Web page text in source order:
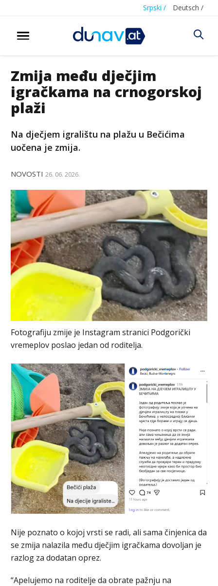
Srpski / Deutsch /
Zmija među dječjim
igračkama na crnogorskoj
plaži
Na dječjem igralištu na plažu u Bečićima
uočena je zmija.
NOVOSTI 26. 06. 2026.
Fotografiju zmije je Instagram stranici Podgorički
vremeplov poslao jedan od roditelja.
Niјe poznato o koјoј vrsti se radi, ali sama činjenica da
se zmiјa nalazila među dječјim igračkama dovoljan јe
razlog za dodatan oprez.
“Apeluјemo na roditelje da obrate pažnju na